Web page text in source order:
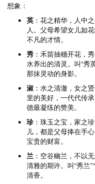
想象：
英 ：花之精华，人中
人。父母希望女儿如
不凡的才情。
秀 ：禾苗抽穗开花，
水养出的清灵。叫“秀
那抹灵动的身影。
淑 ：水之清澈，女之
里的美好，一代代传
德最凝练的赞美。
珍：珠玉之宝，家之
儿，都是父母捧在手
宝贵的财富。
兰 ：空谷幽兰，不以
清雅的期许。叫“秀兰
清香。